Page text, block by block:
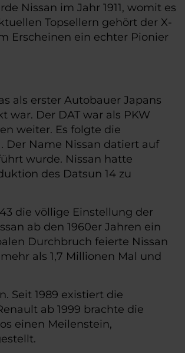
Nissan im Jahr 1911, womit es
Topsellern gehört der X-
Erscheinen ein echter Pionier
als erster Autobauer Japans
war. Der DAT war als PKW
weiter. Es folgte die
Der Name Nissan datiert auf
wurde. Nissan hatte
des Datsun 14 zu
die völlige Einstellung der
ab den 1960er Jahren ein
Durchbruch feierte Nissan
als 1,7 Millionen Mal und
Seit 1989 existiert die
ab 1999 brachte die
einen Meilenstein,